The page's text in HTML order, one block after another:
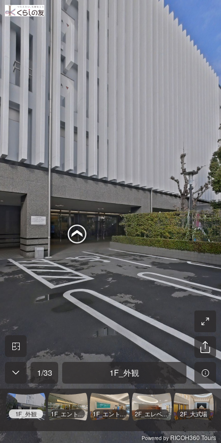
1/33 1F_外観
1F_外観 1F_エントランス(車寄せ) 1F_エントランスホール 2F_エレベーター前 2F_大式場
Powered byRICOH360 Tours